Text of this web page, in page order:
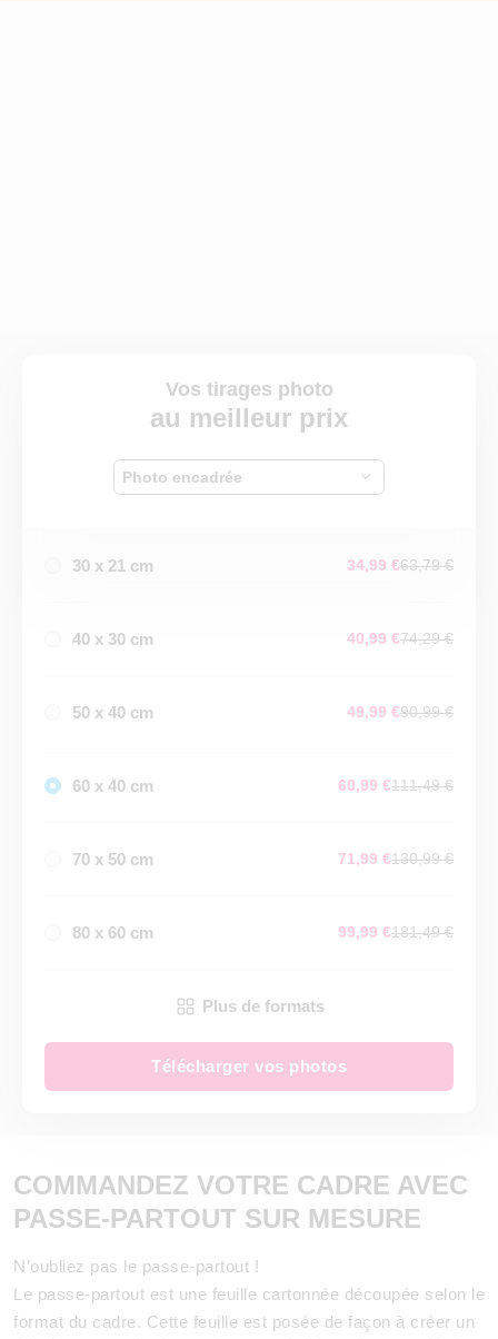
Vos tirages photo
au meilleur prix
Photo encadrée
30 x 21 cm 34,99 €63,79 €
40 x 30 cm 40,99 €74,29 €
50 x 40 cm 49,99 €90,99 €
60 x 40 cm 60,99 €111,49 €
70 x 50 cm 71,99 €130,99 €
80 x 60 cm 99,99 €181,49 €
Plus de formats
Télécharger vos photos
COMMANDEZ VOTRE CADRE AVEC
PASSE-PARTOUT SUR MESURE
N’oubliez pas le passe-partout !
Le passe-partout est une feuille cartonnée découpée selon le
format du cadre. Cette feuille est posée de façon à créer un